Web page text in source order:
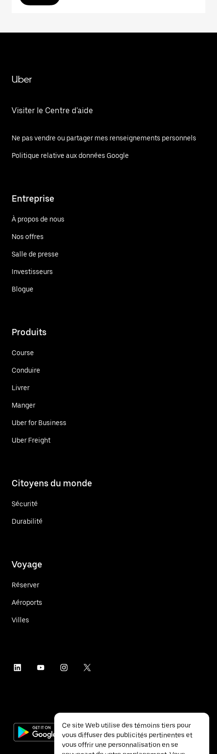
Uber
Visiter le Centre d'aide
Ne pas vendre ou partager mes renseignements personnels
Politique relative aux données Google
Entreprise
À propos de nous
Nos offres
Salle de presse
Investisseurs
Blogue
Produits
Course
Conduire
Livrer
Manger
Uber for Business
Uber Freight
Citoyens du monde
Sécurité
Durabilité
Voyage
Réserver
Aéroports
Villes
Ce site Web utilise des témoins tiers pour
vous diffuser des publicités pertinentes et
vous offrir une personnalisation en se